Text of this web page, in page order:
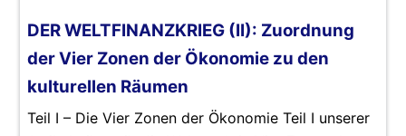
DER WELTFINANZKRIEG (II): Zuordnung
der Vier Zonen der Ökonomie zu den
kulturellen Räumen
Teil I – Die Vier Zonen der Ökonomie Teil I unserer